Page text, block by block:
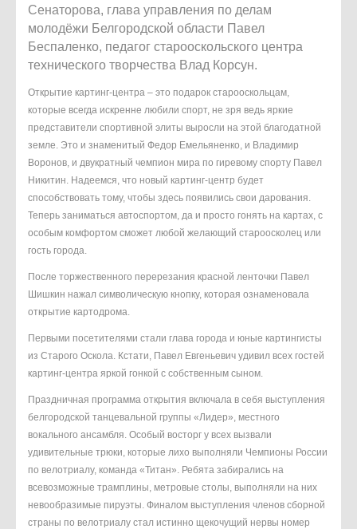
Сенаторова, глава управления по делам
молодёжи Белгородской области Павел
Беспаленко, педагог старооскольского центра
технического творчества Влад Корсун.
Открытие картинг-центра – это подарок старооскольцам,
которые всегда искренне любили спорт, не зря ведь яркие
представители спортивной элиты выросли на этой благодатной
земле. Это и знаменитый Федор Емельяненко, и Владимир
Воронов, и двукратный чемпион мира по гиревому спорту Павел
Никитин. Надеемся, что новый картинг-центр будет
способствовать тому, чтобы здесь появились свои дарования.
Теперь заниматься автоспортом, да и просто гонять на картах, с
особым комфортом сможет любой желающий староосколец или
гость города.
После торжественного перерезания красной ленточки Павел
Шишкин нажал символическую кнопку, которая ознаменовала
открытие картодрома.
Первыми посетителями стали глава города и юные картингисты
из Старого Оскола. Кстати, Павел Евгеньевич удивил всех гостей
картинг-центра яркой гонкой с собственным сыном.
Праздничная программа открытия включала в себя выступления
белгородской танцевальной группы «Лидер», местного
вокального ансамбля. Особый восторг у всех вызвали
удивительные трюки, которые лихо выполняли Чемпионы России
по велотриалу, команда «Титан». Ребята забирались на
всевозможные трамплины, метровые столы, выполняли на них
невообразимые пируэты. Финалом выступления членов сборной
страны по велотриалу стал истинно щекочущий нервы номер